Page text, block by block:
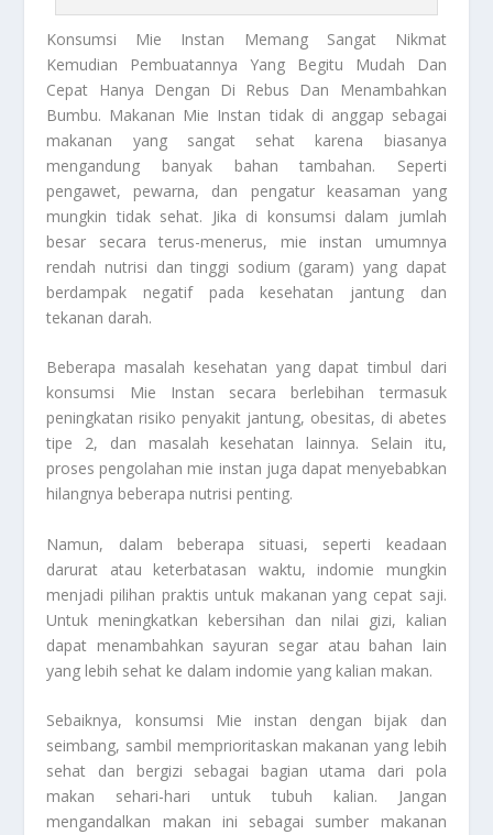
Konsumsi Mie Instan Memang Sangat Nikmat
Kemudian Pembuatannya Yang Begitu Mudah Dan
Cepat Hanya Dengan Di Rebus Dan Menambahkan
Bumbu. Makanan Mie Instan tidak di anggap sebagai
makanan yang sangat sehat karena biasanya
mengandung banyak bahan tambahan. Seperti
pengawet, pewarna, dan pengatur keasaman yang
mungkin tidak sehat. Jika di konsumsi dalam jumlah
besar secara terus-menerus, mie instan umumnya
rendah nutrisi dan tinggi sodium (garam) yang dapat
berdampak negatif pada kesehatan jantung dan
tekanan darah.
Beberapa masalah kesehatan yang dapat timbul dari
konsumsi Mie Instan secara berlebihan termasuk
peningkatan risiko penyakit jantung, obesitas, di abetes
tipe 2, dan masalah kesehatan lainnya. Selain itu,
proses pengolahan mie instan juga dapat menyebabkan
hilangnya beberapa nutrisi penting.
Namun, dalam beberapa situasi, seperti keadaan
darurat atau keterbatasan waktu, indomie mungkin
menjadi pilihan praktis untuk makanan yang cepat saji.
Untuk meningkatkan kebersihan dan nilai gizi, kalian
dapat menambahkan sayuran segar atau bahan lain
yang lebih sehat ke dalam indomie yang kalian makan.
Sebaiknya, konsumsi Mie instan dengan bijak dan
seimbang, sambil memprioritaskan makanan yang lebih
sehat dan bergizi sebagai bagian utama dari pola
makan sehari-hari untuk tubuh kalian. Jangan
mengandalkan makan ini sebagai sumber makanan